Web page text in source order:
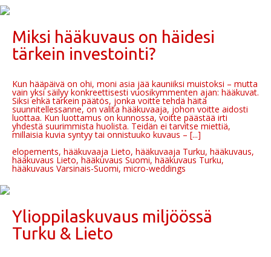
Miksi hääkuvaus on häidesi
tärkein investointi?
Kun hääpäivä on ohi, moni asia jää kauniiksi muistoksi – mutta
vain yksi säilyy konkreettisesti vuosikymmenten ajan: hääkuvat.
Siksi ehkä tärkein päätös, jonka voitte tehdä häitä
suunnitellessanne, on valita hääkuvaaja, johon voitte aidosti
luottaa. Kun luottamus on kunnossa, voitte päästää irti
yhdestä suurimmista huolista. Teidän ei tarvitse miettiä,
millaisia kuvia syntyy tai onnistuuko kuvaus – [...]
elopements, hääkuvaaja Lieto, hääkuvaaja Turku, hääkuvaus,
hääkuvaus Lieto, hääkuvaus Suomi, hääkuvaus Turku,
hääkuvaus Varsinais-Suomi, micro-weddings
Ylioppilaskuvaus miljöössä
Turku & Lieto